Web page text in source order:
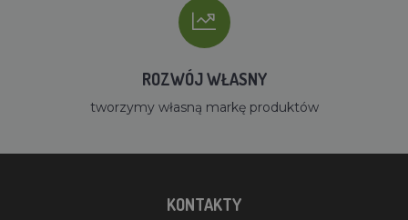
ROZWÓJ WŁASNY
tworzymy własną markę produktów
KONTAKTY